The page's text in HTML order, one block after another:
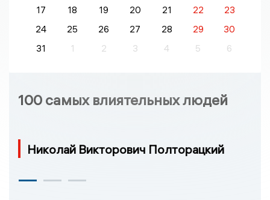
17
18 19 20 21 22
23
24
25 26 27 28 29
30
31
1 2 3 4 5 6
100 самых влиятельных людей
Николай Викторович Полторацкий